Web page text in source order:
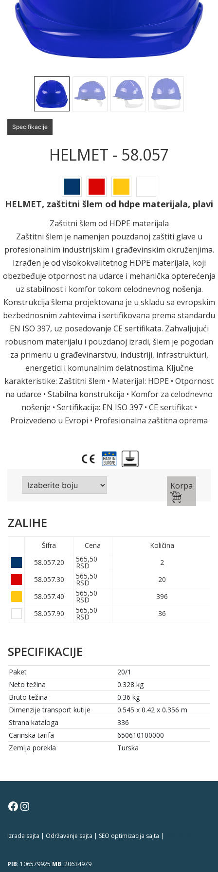
Specifikacije
HELMET - 58.057
HELMET, zaštitni šlem od hdpe materijala, plavi
Zaštitni šlem od HDPE materijala
Zaštitni šlem je namenjen pouzdanoj zaštiti glave u
profesionalnim industrijskim i građevinskim okruženjima.
Izrađen je od visokokvalitetnog HDPE materijala, koji
obezbeđuje otpornost na udarce i mehanička opterećenja
uz stabilnost i komfor tokom celodnevnog nošenja.
Konstrukcija šlema projektovana je u skladu sa evropskim
bezbednosnim zahtevima i sertifikovana prema standardu
EN ISO 397, uz posedovanje CE sertifikata. Zahvaljujući
robusnom materijalu i pouzdanoj izradi, šlem je pogodan
za primenu u građevinarstvu, industriji, infrastrukturi,
energetici i komunalnim delatnostima. Ključne
karakteristike: Zaštitni šlem • Materijal: HDPE • Otpornost
na udarce • Stabilna konstrukcija • Komfor za celodnevno
nošenje • Sertifikacija: EN ISO 397 • CE sertifikat •
Proizvedeno u Evropi • Profesionalna zaštitna oprema
Korpa
ZALIHE
Šifra Cena
Količina
58.057.20
565,50
RSD
2
58.057.30
565,50
RSD
20
58.057.40
565,50
RSD
396
58.057.90
565,50
RSD 36
SPECIFIKACIJE
Paket
20/1
Neto težina
0.328 kg
Bruto težina
0.36 kg
Dimenzije transport kutije
0.545 x 0.42 x 0.356 m
Strana kataloga
336
Carinska tarifa
650610100000
Zemlja porekla
Turska
Facebook
Instagram
Izrada sajta | Održavanje sajta | SEO optimizacija sajta |
PIB: 106579925 MB: 20634979